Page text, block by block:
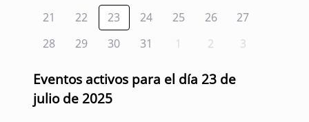
21
22 23 24 25 26
27
28
29 30 31 1 2 3
Eventos activos para el día 23 de
julio de 2025